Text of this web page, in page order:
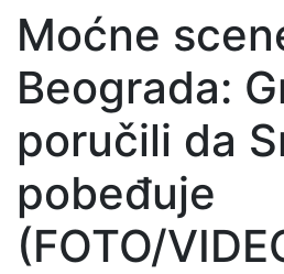
Moćne
Beograda:
poručili da
pobeđuje
(FOTO/